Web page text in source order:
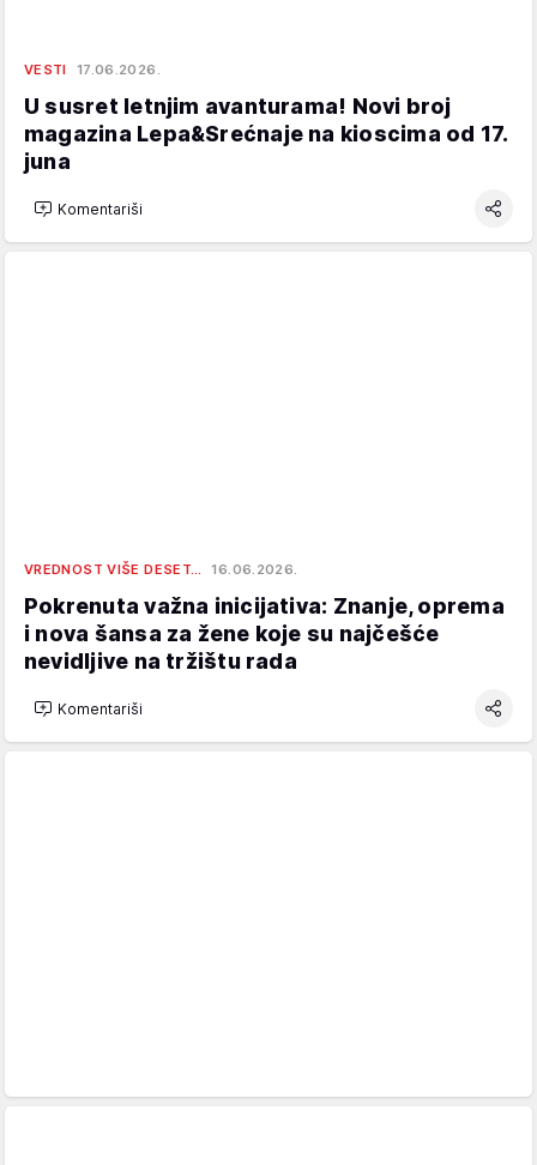
VESTI 17.06.2026.
U susret letnjim avanturama! Novi broj
magazina Lepa&Srećnaje na kioscima od 17.
juna
Komentariši
VREDNOST VIŠE DESET… 16.06.2026.
Pokrenuta važna inicijativa: Znanje, oprema
i nova šansa za žene koje su najčešće
nevidljive na tržištu rada
Komentariši